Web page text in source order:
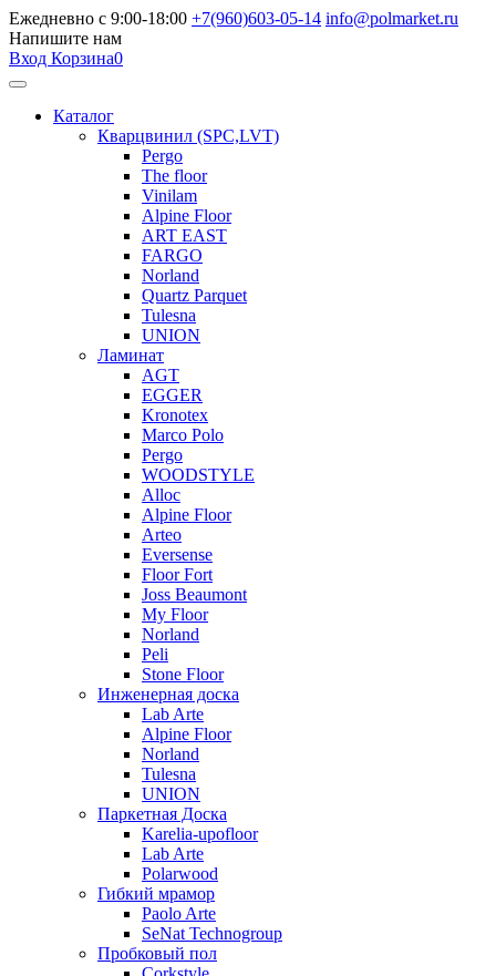
Ежедневно с 9:00-18:00 +7(960)603-05-14 info@polmarket.ru
Напишите нам
Вход Корзина0
Каталог
Кварцвинил (SPC,LVT)
Pergo
The floor
Vinilam
Alpine Floor
ART EAST
FARGO
Norland
Quartz Parquet
Tulesna
UNION
Ламинат
AGT
EGGER
Kronotex
Marco Polo
Pergo
WOODSTYLE
Alloc
Alpine Floor
Arteo
Eversense
Floor Fort
Joss Beaumont
My Floor
Norland
Peli
Stone Floor
Инженерная доска
Lab Arte
Alpine Floor
Norland
Tulesna
UNION
Паркетная Доска
Karelia-upofloor
Lab Arte
Polarwood
Гибкий мрамор
Paolo Arte
SeNat Technogroup
Пробковый пол